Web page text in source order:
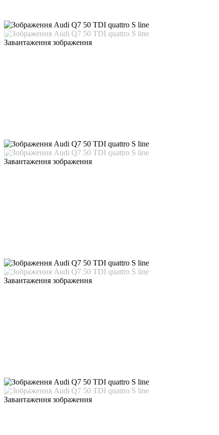
Завантаження зображення
Завантаження зображення
Завантаження зображення
Завантаження зображення